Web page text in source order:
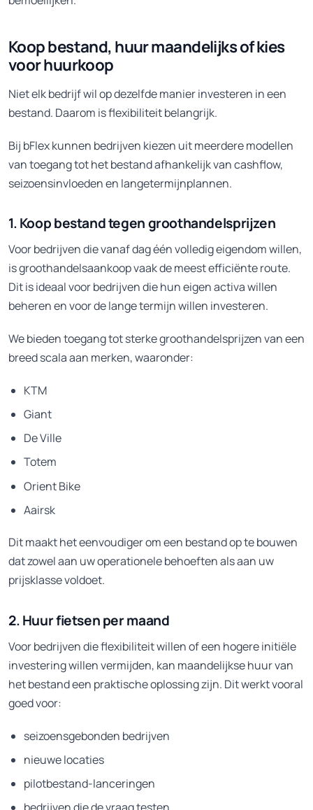
Koop bestand, huur maandelijks of kies
voor huurkoop
Niet elk bedrijf wil op dezelfde manier investeren in een
bestand. Daarom is flexibiliteit belangrijk.
Bij bFlex kunnen bedrijven kiezen uit meerdere modellen
van toegang tot het bestand afhankelijk van cashflow,
seizoensinvloeden en langetermijnplannen.
1. Koop bestand tegen groothandelsprijzen
Voor bedrijven die vanaf dag één volledig eigendom willen,
is groothandelsaankoop vaak de meest efficiënte route.
Dit is ideaal voor bedrijven die hun eigen activa willen
beheren en voor de lange termijn willen investeren.
We bieden toegang tot sterke groothandelsprijzen van een
breed scala aan merken, waaronder:
KTM
Giant
De Ville
Totem
Orient Bike
Aairsk
Dit maakt het eenvoudiger om een bestand op te bouwen
dat zowel aan uw operationele behoeften als aan uw
prijsklasse voldoet.
2. Huur fietsen per maand
Voor bedrijven die flexibiliteit willen of een hogere initiële
investering willen vermijden, kan maandelijkse huur van
het bestand een praktische oplossing zijn. Dit werkt vooral
goed voor:
seizoensgebonden bedrijven
nieuwe locaties
pilotbestand-lanceringen